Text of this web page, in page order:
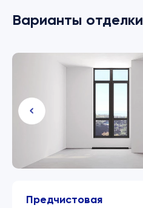
Варианты отделки
Предчистовая